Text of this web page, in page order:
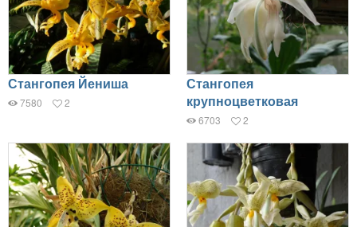
Стангопея Йениша
7580 2
Стангопея
крупноцветковая
6703 2